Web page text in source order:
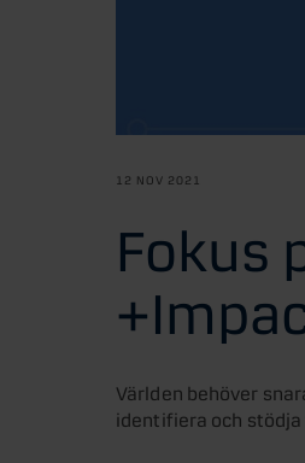
12 NOV 2021
Fokus
Världen behöver
identifiera och